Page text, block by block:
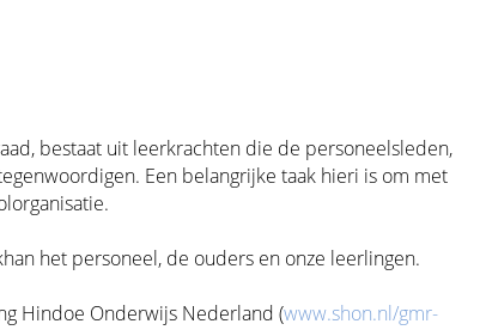
bestaat uit leerkrachten die de personeelsleden,
Een belangrijke taak hieri is om met
het personeel, de ouders en onze leerlingen.
Hindoe Onderwijs Nederland (www.shon.nl/gmr-